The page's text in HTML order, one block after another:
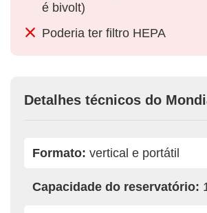
é bivolt)
Poderia ter filtro HEPA
Detalhes técnicos do
Formato: vertical e portátil
Capacidade do reservatório: